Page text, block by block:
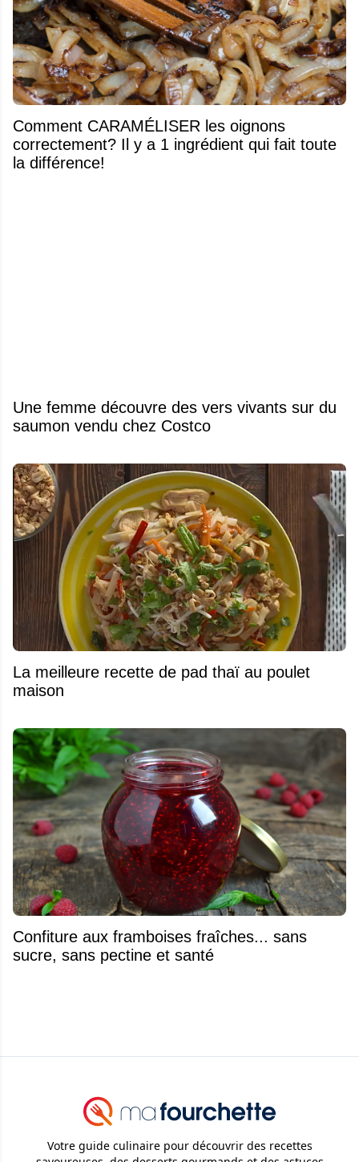
Comment CARAMÉLISER les oignons
correctement? Il y a 1 ingrédient qui fait toute
la différence!
Une femme découvre des vers vivants sur du
saumon vendu chez Costco
La meilleure recette de pad thaï au poulet
maison
Confiture aux framboises fraîches... sans
sucre, sans pectine et santé
Votre guide culinaire pour découvrir des recettes